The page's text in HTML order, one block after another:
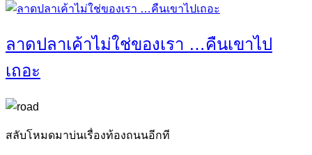
ลาดปลาเค้าไม่ใช่ของเรา …คืนเขาไป
เถอะ
สลับโหมดมาบ่นเรื่องท้องถนนอีกที